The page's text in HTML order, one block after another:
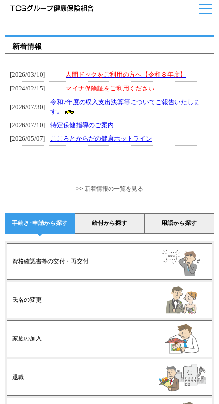
新着情報
>> 新着情報の一覧を見る
手続き･申請から探す 給付から探す 用語から探す
資格確認書等の交付・再交付
氏名の変更
家族の加入
退職